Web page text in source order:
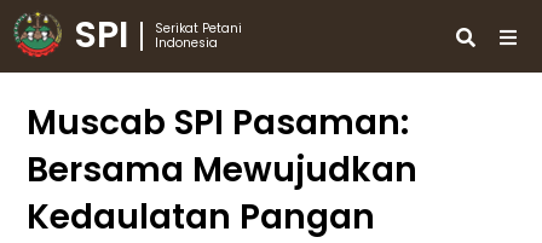
SPI
Serikat Petani
Indonesia
Muscab SPI Pasaman:
Bersama Mewujudkan
Kedaulatan Pangan